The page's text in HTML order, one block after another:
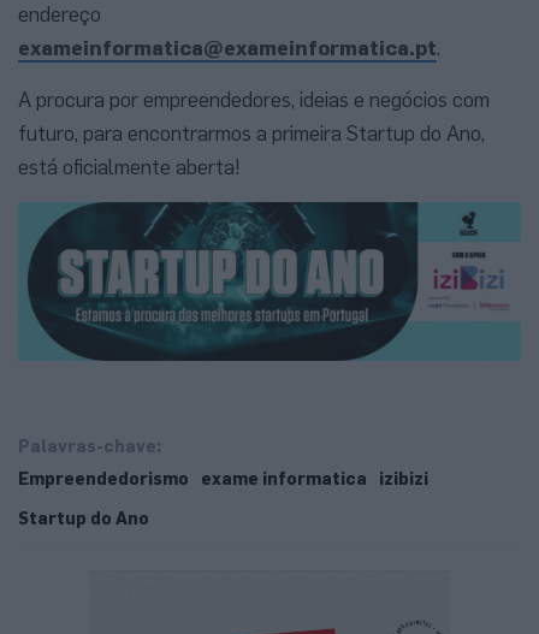
endereço
exameinformatica@exameinformatica.pt.
A procura por empreendedores, ideias e negócios com
futuro, para encontrarmos a primeira Startup do Ano,
está oficialmente aberta!
Palavras-chave:
Empreendedorismo
exame informatica
izibizi
Startup do Ano